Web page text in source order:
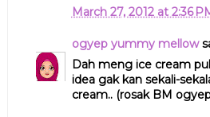
March 27, 2012 at 2:36
ogyep yummy mellow
Dah meng ice cream
idea gak kan sekali-
cream.. (rosak BM